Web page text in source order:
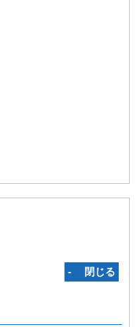
‐ 閉じる